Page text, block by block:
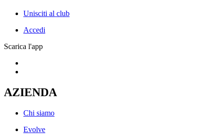
Unisciti al club
Accedi
Scarica l'app
AZIENDA
Chi siamo
Evolve